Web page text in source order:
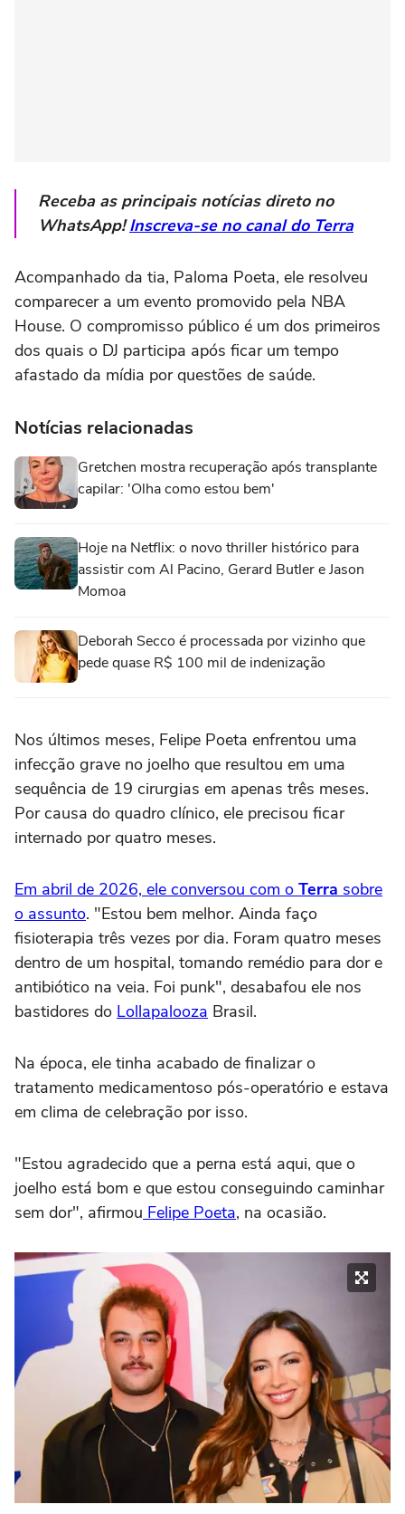
Receba as principais notícias direto no
WhatsApp!Inscreva-se no canal do Terra
Acompanhado da tia, Paloma Poeta, ele resolveu
comparecer a um evento promovido pela NBA
House. O compromisso público é um dos primeiros
dos quais o DJ participa após ficar um tempo
afastado da mídia por questões de saúde.
Notícias relacionadas
Gretchen mostra recuperação após transplante
capilar: 'Olha como estou bem'
Hoje na Netflix: o novo thriller histórico para
assistir com Al Pacino, Gerard Butler e Jason
Momoa
Deborah Secco é processada por vizinho que
pede quase R$ 100 mil de indenização
Nos últimos meses, Felipe Poeta enfrentou uma
infecção grave no joelho que resultou em uma
sequência de 19 cirurgias em apenas três meses.
Por causa do quadro clínico, ele precisou ficar
internado por quatro meses.
Em abril de 2026, ele conversou com o Terra sobre
o assunto. "Estou bem melhor. Ainda faço
fisioterapia três vezes por dia. Foram quatro meses
dentro de um hospital, tomando remédio para dor e
antibiótico na veia. Foi punk", desabafou ele nos
bastidores do Lollapalooza Brasil.
Na época, ele tinha acabado de finalizar o
tratamento medicamentoso pós-operatório e estava
em clima de celebração por isso.
"Estou agradecido que a perna está aqui, que o
joelho está bom e que estou conseguindo caminhar
sem dor", afirmou Felipe Poeta, na ocasião.